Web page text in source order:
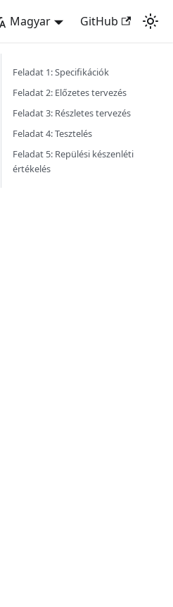
Magyar GitHub
Feladat 1: Specifikációk
Feladat 2: Előzetes tervezés
Feladat 3: Részletes tervezés
Feladat 4: Tesztelés
Feladat 5: Repülési készenléti
értékelés